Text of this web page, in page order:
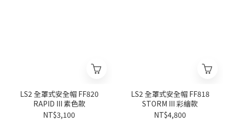
LS2 全罩式安全帽 FF820
RAPID III 素色款
NT$3,100
LS2 全罩式安全帽 FF818
STORM III 彩繪款
NT$4,800